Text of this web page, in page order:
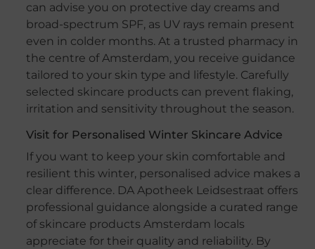
can advise you on protective day creams and
broad-spectrum SPF, as UV rays remain present
even in colder months. At a trusted pharmacy in
the centre of Amsterdam, you receive guidance
tailored to your skin type and lifestyle. Carefully
selected skincare products can prevent flaking,
irritation and sensitivity throughout the season.
Visit for Personalised Winter Skincare Advice
If you want to keep your skin comfortable and
resilient this winter, personalised advice makes a
clear difference. DA Apotheek Leidsestraat offers
professional guidance alongside a curated range
of skincare products Amsterdam locals
appreciate for their quality and reliability. By